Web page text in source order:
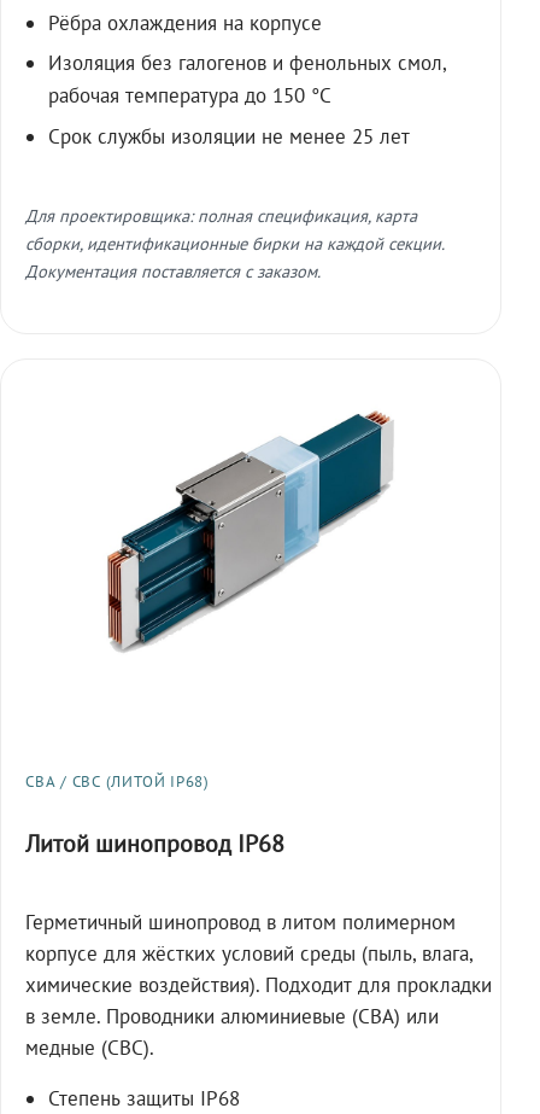
Рёбра охлаждения на корпусе
Изоляция без галогенов и фенольных смол,
рабочая температура до 150 °C
Срок службы изоляции не менее 25 лет
Для проектировщика: полная спецификация, карта
сборки, идентификационные бирки на каждой секции.
Документация поставляется с заказом.
СВА / СВС (ЛИТОЙ IP68)
Литой шинопровод IP68
Герметичный шинопровод в литом полимерном
корпусе для жёстких условий среды (пыль, влага,
химические воздействия). Подходит для прокладки
в земле. Проводники алюминиевые (СВА) или
медные (СВС).
Степень защиты IP68